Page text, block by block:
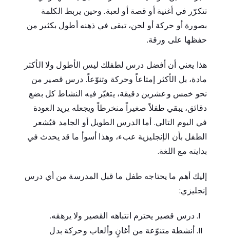
تتكرّر في أغنية أو قصة أو لعبة. وحين يربط الكلمة
بصورة أو حركة أو لحن، تبقى في ذهنه أطول بكثير من
حفظها على ورقة.
هذا يعني أن أفضل درس لطفلك ليس الأطول ولا الأكثر
مادة، بل الأكثر إمتاعاً وحركة وتنوّعاً. درس قصير من
نحو خمس وعشرين دقيقة، يتغيّر فيه النشاط كل بضع
دقائق، يبقي طفلاً صغيراً منخرطاً ويجعله يريد العودة
في اليوم التالي. أما الدرس الطويل أو الجامد فيُشعر
الطفل بأن الإنجليزية عبء، وهذا أسوأ ما قد يحدث في
بدايته مع اللغة.
إليك أهم ما يحتاجه طفل ما قبل المدرسة من أي درس
إنجليزي:
درس قصير يحترم انتباهه القصير ولا يرهقه.
أنشطة متنوّعة من أغانٍ وألعاب وحركة بدل